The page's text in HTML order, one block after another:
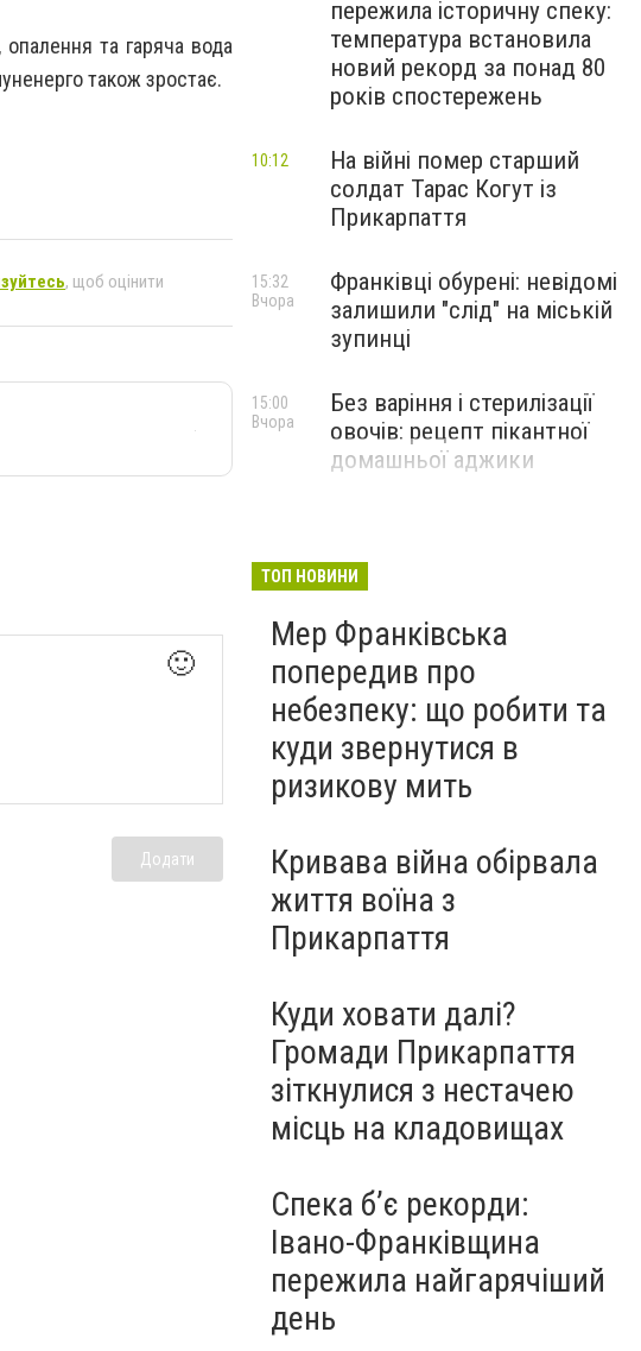
та гаряча вода
також зростає.
, щоб оцінити
🙂
Додати
пережила історичну спеку:
температура встановила
новий рекорд за понад 80
років спостережень
На війні помер старший
солдат Тарас Когут із
Прикарпаття
10:12
Франківці обурені: невідомі
залишили "слід" на міській
зупинці
15:32
Вчора
Без варіння і стерилізації
овочів: рецепт пікантної
домашньої аджики
15:00
Вчора
ТОП НОВИНИ
Мер Франківська
попередив про
небезпеку: що робити та
куди звернутися в
ризикову мить
Кривава війна обірвала
життя воїна з
Прикарпаття
Куди ховати далі?
Громади Прикарпаття
зіткнулися з нестачею
місць на кладовищах
Спека б’є рекорди:
Івано-Франківщина
пережила найгарячіший
день